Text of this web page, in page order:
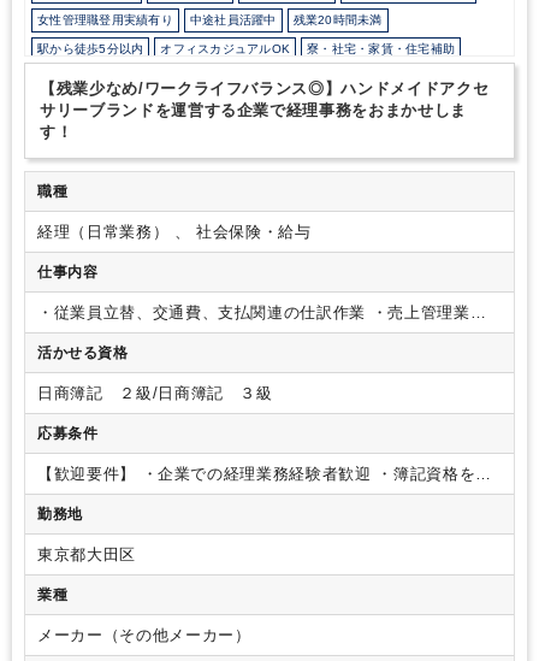
女性管理職登用実績有り 中途社員活躍中 残業20時間未満
駅から徒歩5分以内 オフィスカジュアルOK 寮・社宅・家賃・住宅補助
【残業少なめ/ワークライフバランス◎】ハンドメイドアクセ
サリーブランドを運営する企業で経理事務をおまかせしま
す！
職種
経理（日常業務） 、 社会保険・給与
仕事内容
・従業員立替、交通費、支払関連の仕訳作業 ・売上管理業務
・給与関連業務 ＊企業での経理経験者歓迎 主に経理業務を担
当していただきますが、総務や労務関連業務もお手伝いいただ
活かせる資格
日商簿記 ２級/日商簿記 ３級
応募条件
【歓迎要件】 ・企業での経理業務経験者歓迎
・簿記資格をお
持ちの方優遇
勤務地
東京都大田区
業種
メーカー（その他メーカー）